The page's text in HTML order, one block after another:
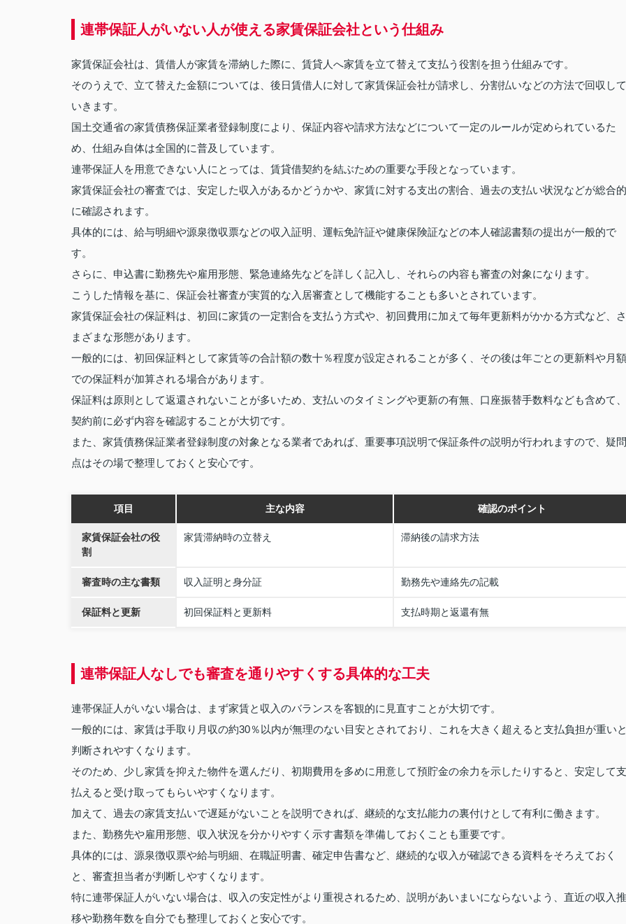
連帯保証人がいない人が使える家賃保証会社という仕組み
家賃保証会社は、賃借人が家賃を滞納した際に、賃貸人へ家賃を立て替えて支払う役割を担う仕組みです。
そのうえで、立て替えた金額については、後日賃借人に対して家賃保証会社が請求し、分割払いなどの方法で回収して
いきます。
国土交通省の家賃債務保証業者登録制度により、保証内容や請求方法などについて一定のルールが定められているた
め、仕組み自体は全国的に普及しています。
連帯保証人を用意できない人にとっては、賃貸借契約を結ぶための重要な手段となっています。
家賃保証会社の審査では、安定した収入があるかどうかや、家賃に対する支出の割合、過去の支払い状況などが総合的
に確認されます。
具体的には、給与明細や源泉徴収票などの収入証明、運転免許証や健康保険証などの本人確認書類の提出が一般的で
す。
さらに、申込書に勤務先や雇用形態、緊急連絡先などを詳しく記入し、それらの内容も審査の対象になります。
こうした情報を基に、保証会社審査が実質的な入居審査として機能することも多いとされています。
家賃保証会社の保証料は、初回に家賃の一定割合を支払う方式や、初回費用に加えて毎年更新料がかかる方式など、さ
まざまな形態があります。
一般的には、初回保証料として家賃等の合計額の数十％程度が設定されることが多く、その後は年ごとの更新料や月額
での保証料が加算される場合があります。
保証料は原則として返還されないことが多いため、支払いのタイミングや更新の有無、口座振替手数料なども含めて、
契約前に必ず内容を確認することが大切です。
また、家賃債務保証業者登録制度の対象となる業者であれば、重要事項説明で保証条件の説明が行われますので、疑問
点はその場で整理しておくと安心です。
項目 主な内容 確認のポイント
家賃保証会社の役
割
家賃滞納時の立替え 滞納後の請求方法
審査時の主な書類 収入証明と身分証 勤務先や連絡先の記載
保証料と更新 初回保証料と更新料 支払時期と返還有無
連帯保証人なしでも審査を通りやすくする具体的な工夫
連帯保証人がいない場合は、まず家賃と収入のバランスを客観的に見直すことが大切です。
一般的には、家賃は手取り月収の約30％以内が無理のない目安とされており、これを大きく超えると支払負担が重い
判断されやすくなります。
そのため、少し家賃を抑えた物件を選んだり、初期費用を多めに用意して預貯金の余力を示したりすると、安定して支
払えると受け取ってもらいやすくなります。
加えて、過去の家賃支払いで遅延がないことを説明できれば、継続的な支払能力の裏付けとして有利に働きます。
また、勤務先や雇用形態、収入状況を分かりやすく示す書類を準備しておくことも重要です。
具体的には、源泉徴収票や給与明細、在職証明書、確定申告書など、継続的な収入が確認できる資料をそろえておく
と、審査担当者が判断しやすくなります。
特に連帯保証人がいない場合は、収入の安定性がより重視されるため、説明があいまいにならないよう、直近の収入推
移や勤務年数を自分でも整理しておくと安心です。